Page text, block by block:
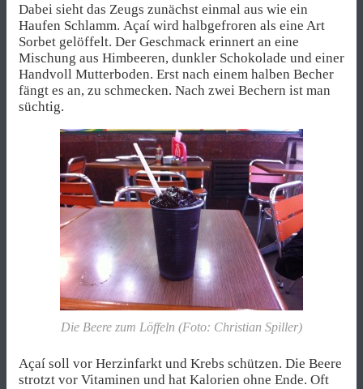
Dabei sieht das Zeugs zunächst einmal aus wie ein
Haufen Schlamm. Açaí wird halbgefroren als eine Art
Sorbet gelöffelt. Der Geschmack erinnert an eine
Mischung aus Himbeeren, dunkler Schokolade und einer
Handvoll Mutterboden. Erst nach einem halben Becher
fängt es an, zu schmecken. Nach zwei Bechern ist man
süchtig.
Die Beere zum Löffeln (Foto: Christian Spiller)
Açaí soll vor Herzinfarkt und Krebs schützen. Die Beere
strotzt vor Vitaminen und hat Kalorien ohne Ende. Oft